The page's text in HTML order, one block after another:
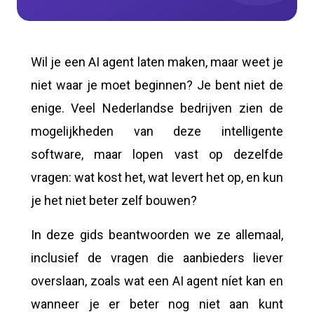
Wil je een AI agent laten maken, maar weet je
niet waar je moet beginnen? Je bent niet de
enige. Veel Nederlandse bedrijven zien de
mogelijkheden van deze intelligente
software, maar lopen vast op dezelfde
vragen: wat kost het, wat levert het op, en kun
je het niet beter zelf bouwen?
In deze gids beantwoorden we ze allemaal,
inclusief de vragen die aanbieders liever
overslaan, zoals wat een AI agent níet kan en
wanneer je er beter nog niet aan kunt